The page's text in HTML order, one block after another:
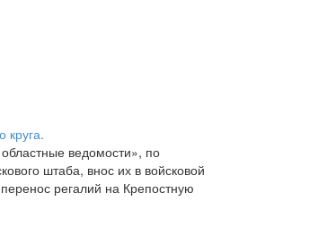
круга.
ведомости», по
штаба, внос их в войсковой
регалий на Крепостную